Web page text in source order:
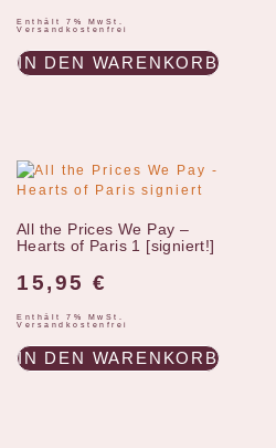
Enthält 7% MwSt.
Versandkostenfrei
IN DEN WARENKORB
All the Prices We Pay –
Hearts of Paris 1 [signiert!]
15,95 €
Enthält 7% MwSt.
Versandkostenfrei
IN DEN WARENKORB